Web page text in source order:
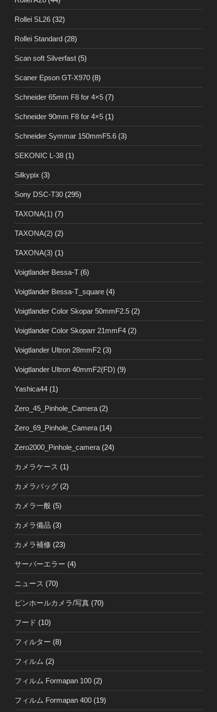
Rollei SL26 (32)
Rollei Standard (28)
Scan soft Silverfast (5)
Scaner Epson GT-X970 (8)
Schneider 65mm F8 for 4×5 (7)
Schneider 90mm F8 for 4×5 (1)
Schneider Symmar 150mmF5.6 (3)
SEKONIC L-38 (1)
Silkypix (3)
Sony DSC-T30 (295)
TAXONA(1) (7)
TAXONA(2) (2)
TAXONA(3) (1)
Voigtlander Bessa-T (6)
Voigtlander Bessa-T_square (4)
Voigtlander Color Skopar 50mmF2.5 (2)
Voigtlander Color Skoparr 21mmF4 (2)
Voigtlander Ultron 28mmF2 (3)
Voigtlander Ultron 40mmF2(FD) (9)
Yashica44 (1)
Zero_45_Pinhole_Camera (2)
Zero_69_Pinhole_Camera (14)
Zero2000_Pinhole_camera (24)
カメラケース (1)
カメラバッグ (2)
カメラ一般 (5)
カメラ備品 (3)
カメラ補修 (23)
サーバーエラー (4)
ニュース (70)
ピンホールカメラ/写真 (70)
フード (10)
フィルター (8)
フィルム (2)
フィルム Formapan 100 (2)
フィルム Formapan 400 (19)